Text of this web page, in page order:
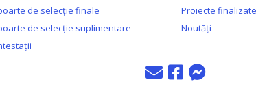
de selecție finale
de selecție suplimentare
Proiecte finalizate
Noutăți
contact
messenger
messenger